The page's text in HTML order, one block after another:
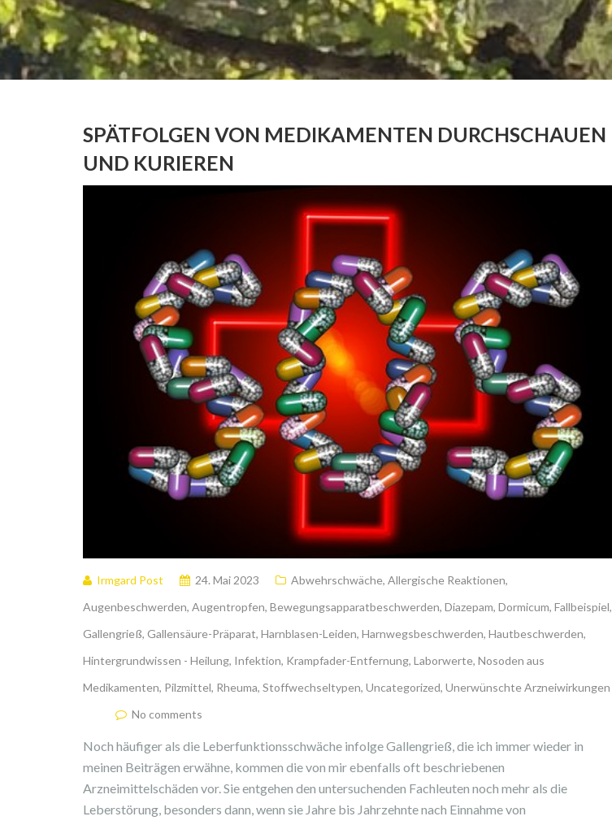
SPÄTFOLGEN VON MEDIKAMENTEN DURCHSCHAUEN
UND KURIEREN
Irmgard Post 24. Mai 2023 Abwehrschwäche, Allergische Reaktionen,
Augenbeschwerden, Augentropfen, Bewegungsapparatbeschwerden, Diazepam, Dormicum, Fallbeispiel,
Gallengrieß, Gallensäure-Präparat, Harnblasen-Leiden, Harnwegsbeschwerden, Hautbeschwerden,
Hintergrundwissen - Heilung, Infektion, Krampfader-Entfernung, Laborwerte, Nosoden aus
Medikamenten, Pilzmittel, Rheuma, Stoffwechseltypen, Uncategorized, Unerwünschte Arzneiwirkungen
No comments
Noch häufiger als die Leberfunktionsschwäche infolge Gallengrieß, die ich immer wieder in
meinen Beiträgen erwähne, kommen die von mir ebenfalls oft beschriebenen
Arzneimittelschäden vor. Sie entgehen den untersuchenden Fachleuten noch mehr als die
Leberstörung, besonders dann, wenn sie Jahre bis Jahrzehnte nach Einnahme von